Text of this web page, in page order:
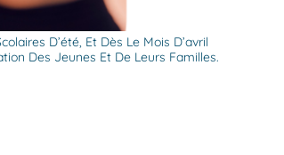
D’été, Et Dès Le Mois D’avril
Des Jeunes Et De Leurs Familles.